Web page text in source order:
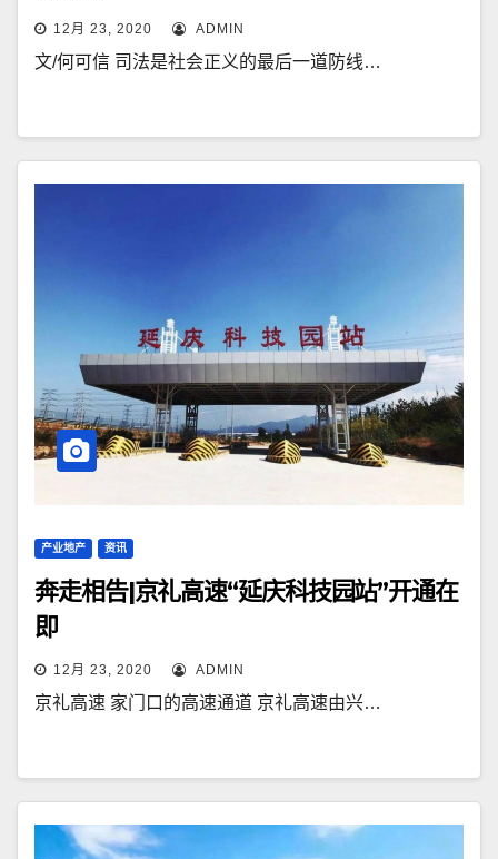
12月 23, 2020 ADMIN
文/何可信 司法是社会正义的最后一道防线…
产业地产 资讯
奔走相告|京礼高速“延庆科技园站”开通在
即
12月 23, 2020 ADMIN
京礼高速 家门口的高速通道 京礼高速由兴…